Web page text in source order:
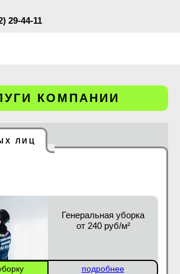
29-44-11
КОМПАНИИ
ЛИЦ
Генеральная уборка
от 240 руб/м²
подробнее